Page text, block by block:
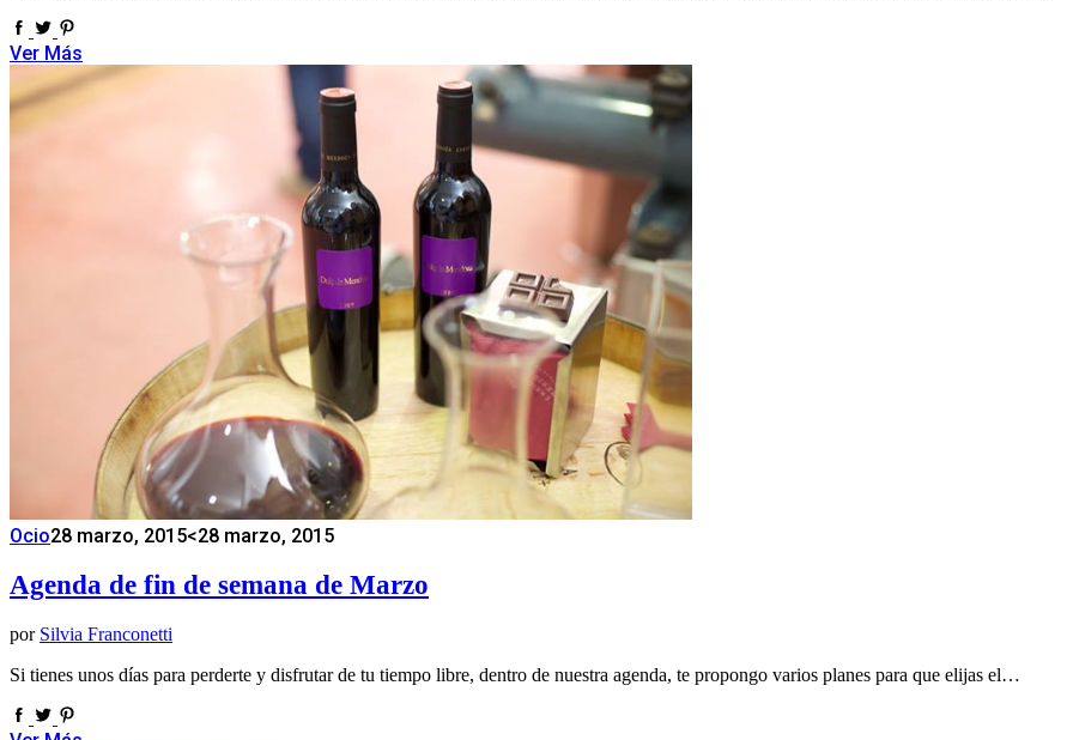
Ver Más
Ocio28 marzo, 2015<28 marzo, 2015
Agenda de fin de semana de Marzo
por Silvia Franconetti
Si tienes unos días para perderte y disfrutar de tu tiempo libre, dentro de nuestra agenda, te propongo varios planes para que elijas el…